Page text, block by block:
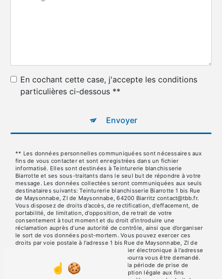
En cochant cette case, j'accepte les conditions
particulières ci-dessous **
Envoyer
** Les données personnelles communiquées sont nécessaires aux
fins de vous contacter et sont enregistrées dans un fichier
informatisé. Elles sont destinées à Teinturerie blanchisserie
Biarrotte et ses sous-traitants dans le seul but de répondre à votre
message. Les données collectées seront communiquées aux seuls
destinataires suivants: Teinturerie blanchisserie Biarrotte 1 bis Rue
de Maysonnabe, ZI de Maysonnabe, 64200 Biarritz contact@tbb.fr.
Vous disposez de droits d’accès, de rectification, d’effacement, de
portabilité, de limitation, d’opposition, de retrait de votre
consentement à tout moment et du droit d’introduire une
réclamation auprès d’une autorité de contrôle, ainsi que d’organiser
le sort de vos données post-mortem. Vous pouvez exercer ces
droits par voie postale à l'adresse 1 bis Rue de Maysonnabe, ZI de
Maysonnabe, 64200 Biarritz ou par courrier électronique à l'adresse
contact@tbb.fr. Un justificatif d'identité pourra vous être demandé.
Nous conservons vos données pendant la période de prise de
contact puis pendant la durée de prescription légale aux fins